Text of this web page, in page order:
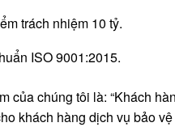
trách nhiệm 10 tỷ.
ISO 9001:2015.
của chúng tôi là: “Khách
khách hàng dịch vụ bảo